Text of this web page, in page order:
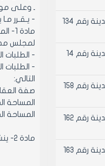
ـ وعلى
- يـقـرر
لمجلس مدينة حلب رقم /575/
- الطلبات المقترنة بسلفة
التالي:
صفة
المساحة المطلب
المساحة المطلوب
مادة 2- ينشر هذا القرار في لوحة إعلانات مجلس المدينة ويبلغ من يلزم لتنفيذه أصولاً .
قرار المكتب التنفيذي للمدينة رقم 134
قرار المكتب التنفيذي للمدينة رقم 14
قرار المكتب التنفيذي للمدينة رقم 158
قرار المكتب التنفيذي للمدينة رقم 162
قرار المكتب التنفيذي للمدينة رقم 163